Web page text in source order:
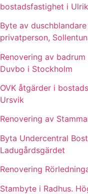
bostadsfastighet i
Byte av
privatperson,
Renovering av
Duvbo i Stockholm
OVK åtgärder i
Ursvik
Renovering av
Byta Undercentral
Ladugårdsgärdet
Renovering
Stambyte i Radhus.